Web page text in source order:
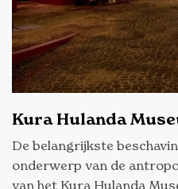
Kura Hulanda
De belangrijkste
onderwerp van de
van het Kura Hulanda